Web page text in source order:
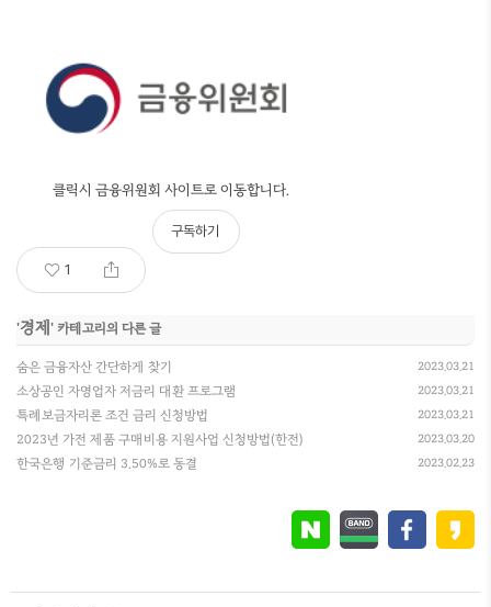
클릭시 금융위원회 사이트로 이동합니다.
1
구독하기
'경제 ' 카테고리의 다른 글
숨은 금융자산 간단하게 찾기 2023.03.21
소상공인 자영업자 저금리 대환 프로그램 2023.03.21
특례보금자리론 조건 금리 신청방법 2023.03.21
2023년 가전 제품 구매비용 지원사업 신청방법(한전) 2023.03.20
한국은행 기준금리 3.50%로 동결 2023.02.23